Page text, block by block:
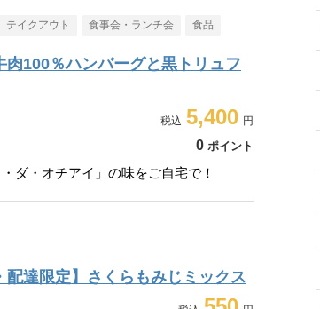
テイクアウト 食事会・ランチ会 食品
100％ハンバーグと黒トリュフ
5,400
0 ポイント
ダ・オチアイ」の味をご自宅で！
配達限定】さくらもみじミックス